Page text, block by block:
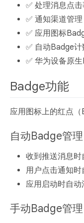
✅ 处理消息点
✅ 通知渠道管理
✅ 应用图标
✅ 自动Badge计
✅ 华为设备原
Badge功能
应用图标上的红点（
自动Badge管理
收到推送消息
用户点击通知
应用启动时自动
手动Badge管理